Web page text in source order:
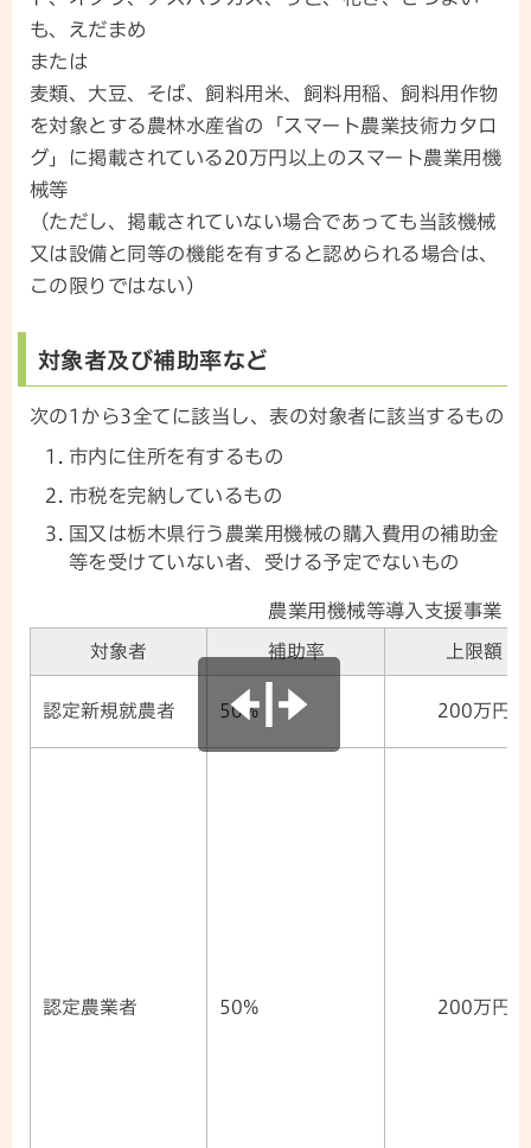
も、えだまめ
または
麦類、大豆、そば、飼料用米、飼料用稲、飼料用作物
を対象とする農林水産省の「スマート農業技術カタロ
グ」に掲載されている20万円以上のスマート農業用機
械等
（ただし、掲載されていない場合であっても当該機械
又は設備と同等の機能を有すると認められる場合は、
この限りではない）
対象者及び補助率など
次の1から3全てに該当し、表の対象者に該当するもの
市内に住所を有するもの
市税を完納しているもの
国又は栃木県行う農業用機械の購入費用の補助金
等を受けていない者、受ける予定でないもの
農業用機械等導入支援事業
対象者 補助率 上限額
認定新規就農者 50% 200万円
認定農業者 50% 200万円